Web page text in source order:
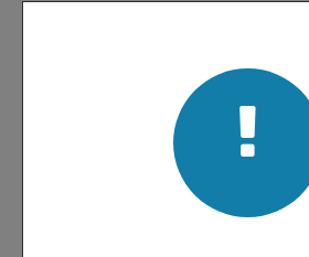
Messaggio non-nuovo, ma ri-
nella letteratura più
direttamente e complessivamente le
sono, in modi diversi, alla
conoscitiva ed operativa e compiti
quotidiana. Essere “contemporanei”